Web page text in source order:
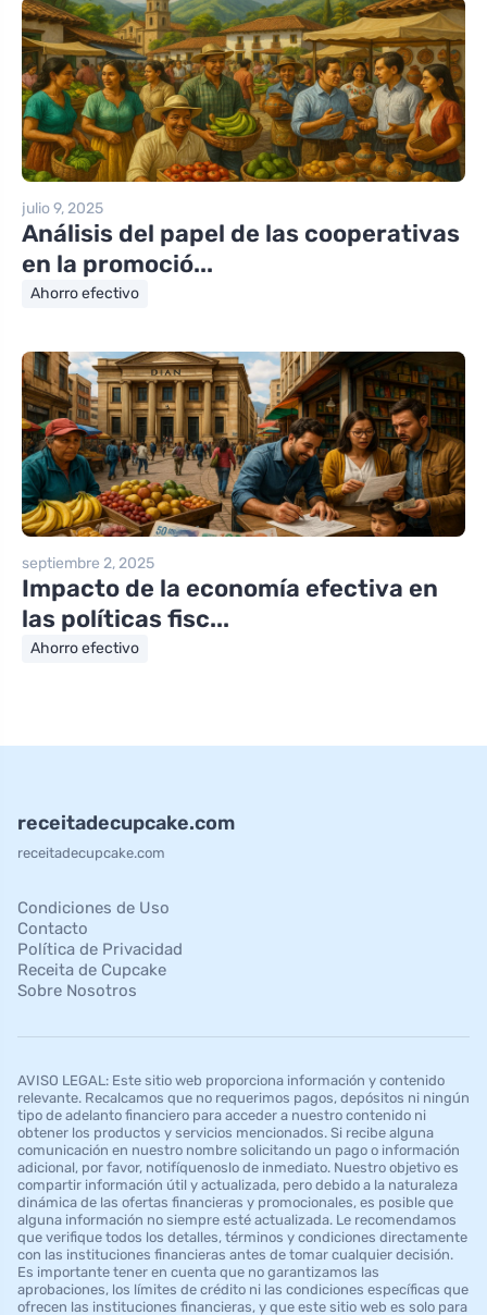
julio 9, 2025
Análisis del papel de las cooperativas
en la promoció...
Ahorro efectivo
septiembre 2, 2025
Impacto de la economía efectiva en
las políticas fisc...
Ahorro efectivo
receitadecupcake.com
receitadecupcake.com
Condiciones de Uso
Contacto
Política de Privacidad
Receita de Cupcake
Sobre Nosotros
AVISO LEGAL: Este sitio web proporciona información y contenido
relevante. Recalcamos que no requerimos pagos, depósitos ni ningún
tipo de adelanto financiero para acceder a nuestro contenido ni
obtener los productos y servicios mencionados. Si recibe alguna
comunicación en nuestro nombre solicitando un pago o información
adicional, por favor, notifíquenoslo de inmediato. Nuestro objetivo es
compartir información útil y actualizada, pero debido a la naturaleza
dinámica de las ofertas financieras y promocionales, es posible que
alguna información no siempre esté actualizada. Le recomendamos
que verifique todos los detalles, términos y condiciones directamente
con las instituciones financieras antes de tomar cualquier decisión.
Es importante tener en cuenta que no garantizamos las
aprobaciones, los límites de crédito ni las condiciones específicas que
ofrecen las instituciones financieras, y que este sitio web es solo para